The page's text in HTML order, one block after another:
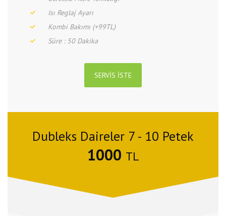
Isı Reglaj Ayarı
Kombi Bakımı (+99TL)
Süre : 50 Dakika
SERVIS İSTE
Dubleks Daireler 7 - 10 Petek
1000 TL